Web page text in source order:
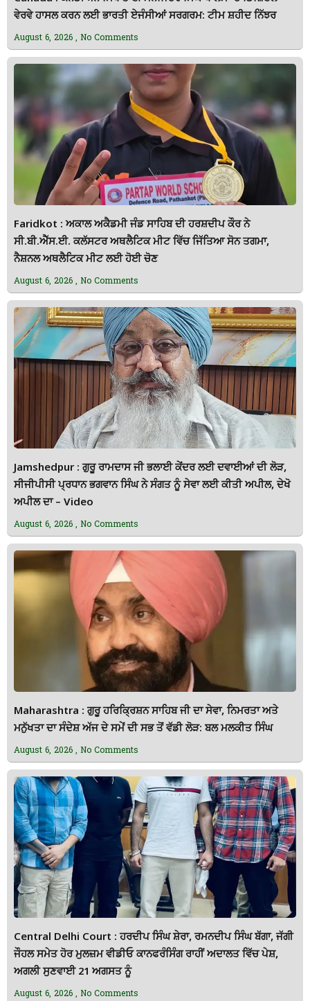
ਵੇਰਵੇ ਹਾਸਲ ਕਰਨ ਲਈ ਭਾਰਤੀ ਏਜੰਸੀਆਂ ਸਰਗਰਮ: ਟੀਮ ਸ਼ਹੀਦ ਨਿੱਝਰ
August 6, 2026 No Comments
Faridkot : ਅਕਾਲ ਅਕੈਡਮੀ ਜੰਡ ਸਾਹਿਬ ਦੀ ਹਰਸ਼ਦੀਪ ਕੌਰ ਨੇ
ਸੀ.ਬੀ.ਐੱਸ.ਈ. ਕਲੱਸਟਰ ਅਥਲੈਟਿਕ ਮੀਟ ਵਿੱਚ ਜਿੱਤਿਆ ਸੋਨ ਤਗਮਾ,
ਨੈਸ਼ਨਲ ਅਥਲੈਟਿਕ ਮੀਟ ਲਈ ਹੋਈ ਚੋਣ
August 6, 2026 No Comments
Jamshedpur : ਗੁਰੂ ਰਾਮਦਾਸ ਜੀ ਭਲਾਈ ਕੇਂਦਰ ਲਈ ਦਵਾਈਆਂ ਦੀ ਲੋੜ,
ਸੀਜੀਪੀਸੀ ਪ੍ਰਧਾਨ ਭਗਵਾਨ ਸਿੰਘ ਨੇ ਸੰਗਤ ਨੂੰ ਸੇਵਾ ਲਈ ਕੀਤੀ ਅਪੀਲ, ਦੇਖੋ
ਅਪੀਲ ਦਾ – Video
August 6, 2026 No Comments
Maharashtra : ਗੁਰੂ ਹਰਿਕ੍ਰਿਸ਼ਨ ਸਾਹਿਬ ਜੀ ਦਾ ਸੇਵਾ, ਨਿਮਰਤਾ ਅਤੇ
ਮਨੁੱਖਤਾ ਦਾ ਸੰਦੇਸ਼ ਅੱਜ ਦੇ ਸਮੇਂ ਦੀ ਸਭ ਤੋਂ ਵੱਡੀ ਲੋੜ: ਬਲ ਮਲਕੀਤ ਸਿੰਘ
August 6, 2026 No Comments
Central Delhi Court : ਹਰਦੀਪ ਸਿੰਘ ਸ਼ੇਰਾ, ਰਮਨਦੀਪ ਸਿੰਘ ਬੱਗਾ, ਜੱਗੀ
ਜੌਹਲ ਸਮੇਤ ਹੋਰ ਮੁਲਜ਼ਮ ਵੀਡੀਓ ਕਾਨਫਰੰਸਿੰਗ ਰਾਹੀਂ ਅਦਾਲਤ ਵਿੱਚ ਪੇਸ਼,
ਅਗਲੀ ਸੁਣਵਾਈ 21 ਅਗਸਤ ਨੂੰ
August 6, 2026 No Comments